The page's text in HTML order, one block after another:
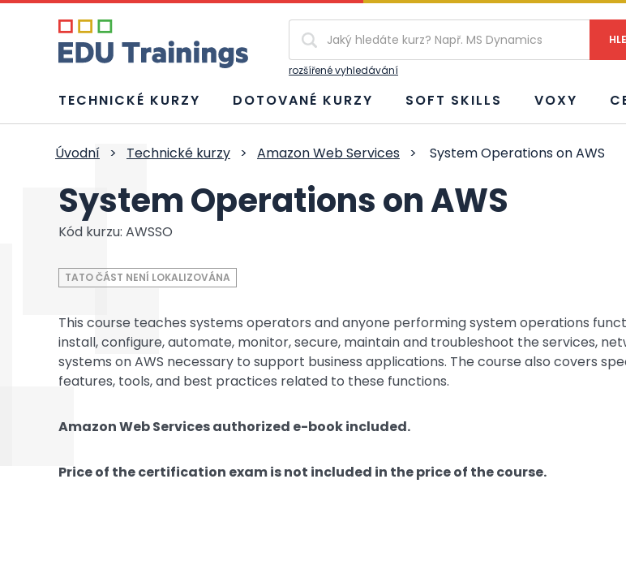
rozšířené vyhledávání
TECHNICKÉ KURZY DOTOVANÉ KURZY SOFT SKILLS VOXY
Úvodní > Technické kurzy > Amazon Web Services > System Operations on AWS
System Operations on AWS
Kód kurzu: AWSSO
TATO ČÁST NENÍ LOKALIZOVÁNA
This course teaches systems operators and anyone performing system operations
install, configure, automate, monitor, secure, maintain and troubleshoot the services,
systems on AWS necessary to support business applications. The course also covers
features, tools, and best practices related to these functions.
Amazon Web Services authorized e-book included.
Price of the certification exam is not included in the price of the course.